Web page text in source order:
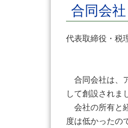
合同会
代表取締役・
合同会社は、
して創設され
会社の所有と
度は低かったの